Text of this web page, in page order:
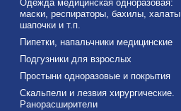
Одежда медицинская одноразовая:
маски, респираторы, бахилы, халаты,
шапочки и т.п.
Пипетки, напальчники медицинские
Подгузники для взрослых
Простыни одноразовые и покрытия
Скальпели и лезвия хирургические.
Ранорасширители